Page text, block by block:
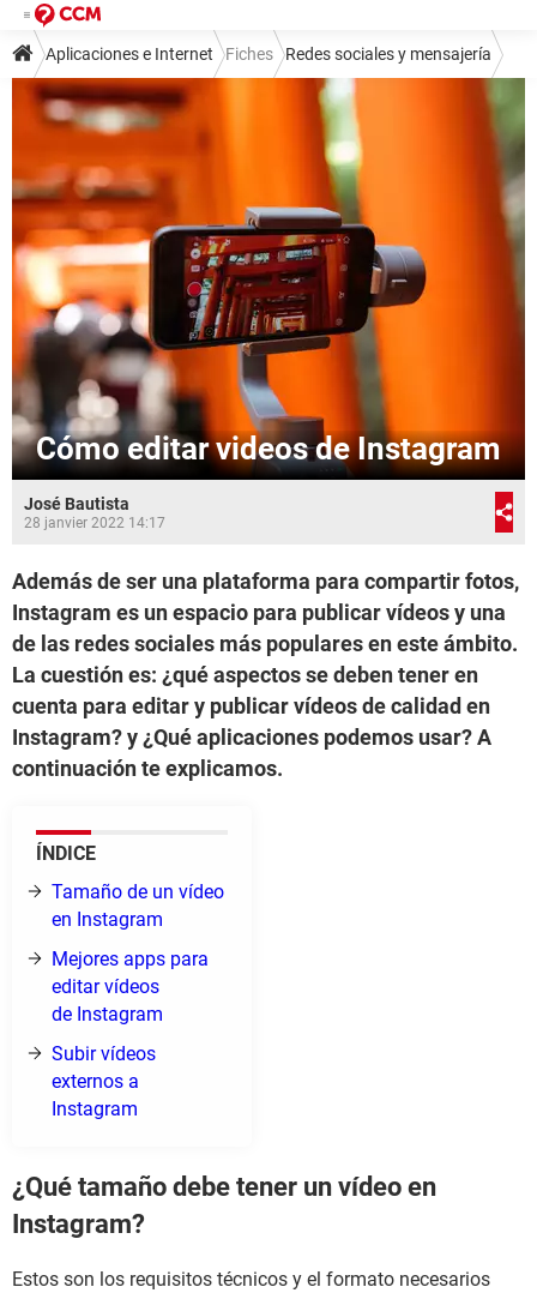
Aplicaciones e Internet Fiches Redes sociales y mensajería
Redes sociales Instagram
Cómo editar videos de Instagram
José Bautista
28 janvier 2022 14:17
Además de ser una plataforma para compartir fotos,
Instagram es un espacio para publicar vídeos y una
de las redes sociales más populares en este ámbito.
La cuestión es: ¿qué aspectos se deben tener en
cuenta para editar y publicar vídeos de calidad en
Instagram? y ¿Qué aplicaciones podemos usar? A
continuación te explicamos.
ÍNDICE
Tamaño de un vídeo
en Instagram
Mejores apps para
editar vídeos
de Instagram
Subir vídeos
externos a
Instagram
¿Qué tamaño debe tener un vídeo en
Instagram?
Estos son los requisitos técnicos y el formato necesarios